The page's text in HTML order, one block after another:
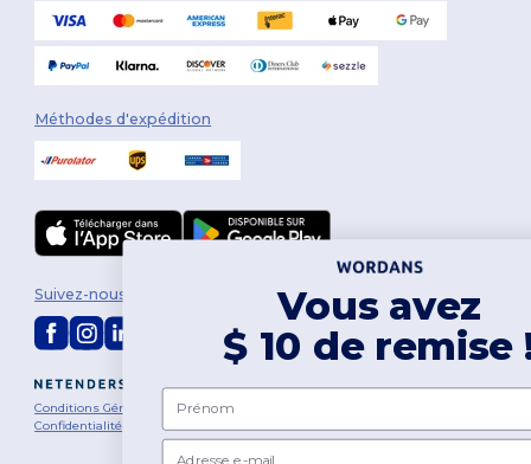
Méthodes d'expédition
2026. Tous droits réservés
Conditions Générales
|Politique de personnalisation
Confidentialité
Politique de Cookies|Plan du Site
Suivez-nous
Vous avez
$ 10 de remise !
Prénom